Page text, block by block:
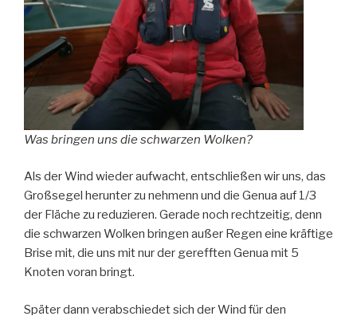
Was bringen uns die schwarzen Wolken?
Als der Wind wieder aufwacht, entschließen wir uns, das
Großsegel herunter zu nehmenn und die Genua auf 1/3
der Fläche zu reduzieren. Gerade noch rechtzeitig, denn
die schwarzen Wolken bringen außer Regen eine kräftige
Brise mit, die uns mit nur der gerefften Genua mit 5
Knoten voran bringt.
Später dann verabschiedet sich der Wind für den